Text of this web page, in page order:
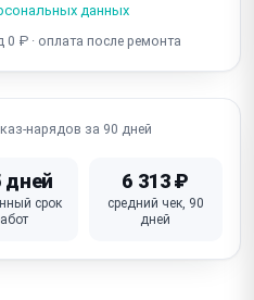
данных
0 ₽ · оплата после ремонта
нарядов за 90 дней
дней
срок
6 313 ₽
средний чек, 90
дней